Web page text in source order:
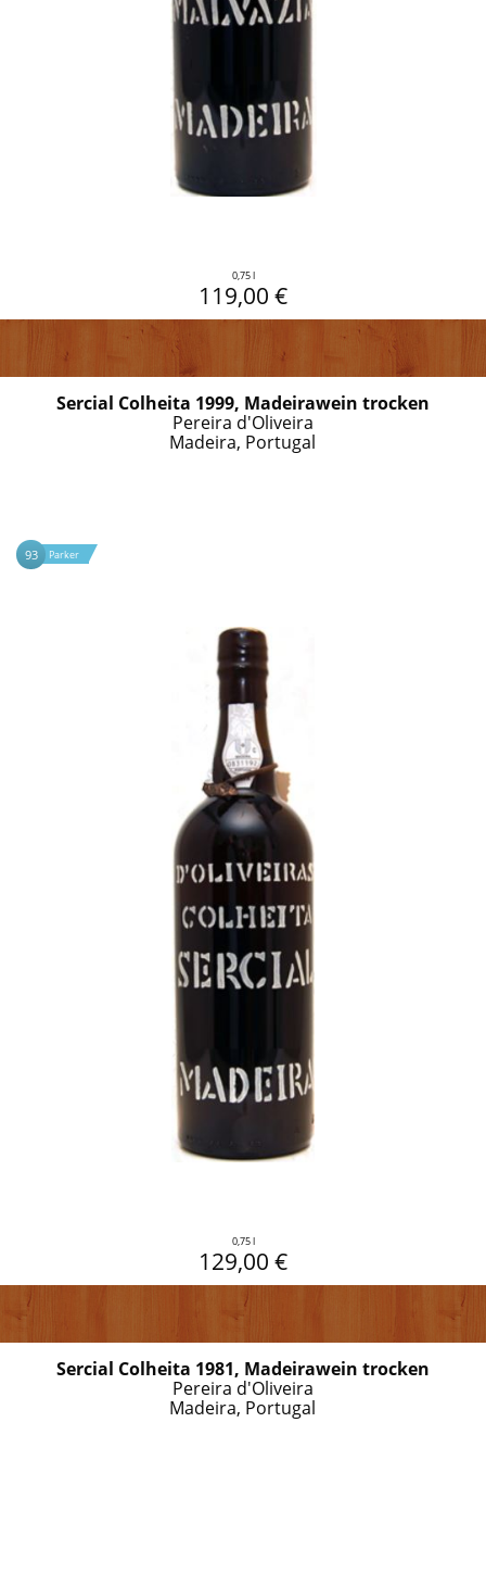
0,75 l
119,00 €
Sercial Colheita 1999, Madeirawein trocken
Pereira d'Oliveira
Madeira, Portugal
93 Parker
0,75 l
129,00 €
Sercial Colheita 1981, Madeirawein trocken
Pereira d'Oliveira
Madeira, Portugal